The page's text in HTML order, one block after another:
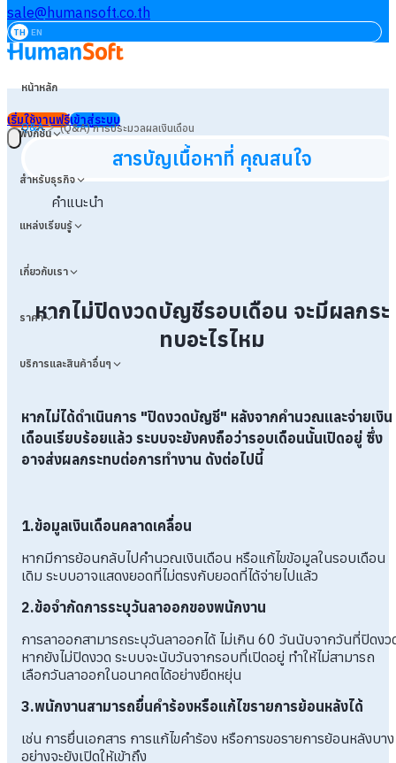
sale@humansoft.co.th
TH EN
หน้าหลัก
ฟังก์ชัน
สำหรับธุรกิจ
แหล่งเรียนรู้
เกี่ยวกับเรา
ราคา
บริการและสินค้าอื่นๆ
เริ่มใช้งานฟรีเข้าสู่ระบบ
Q&A>(Q&A) การประมวลผลเงินเดือน
สารบัญเนื้อหาที่ คุณสนใจ
คำแนะนำ
หากไม่ปิดงวดบัญชีรอบเดือน จะมีผลกระ
ทบอะไรไหม
หากไม่ได้ดำเนินการ "ปิดงวดบัญชี" หลังจากคำนวณและจ่ายเงิน
เดือนเรียบร้อยแล้ว ระบบจะยังคงถือว่ารอบเดือนนั้นเปิดอยู่ ซึ่ง
อาจส่งผลกระทบต่อการทำงาน ดังต่อไปนี้
1.ข้อมูลเงินเดือนคลาดเคลื่อน
หากมีการย้อนกลับไปคำนวณเงินเดือน หรือแก้ไขข้อมูลในรอบเดือน
เดิม ระบบอาจแสดงยอดที่ไม่ตรงกับยอดที่ได้จ่ายไปแล้ว
2.ข้อจำกัดการระบุวันลาออกของพนักงาน
การลาออกสามารถระบุวันลาออกได้ ไม่เกิน 60 วันนับจากวันที่ปิดงว
หากยังไม่ปิดงวด ระบบจะนับวันจากรอบที่เปิดอยู่ ทำให้ไม่สามารถ
เลือกวันลาออกในอนาคตได้อย่างยืดหยุ่น
3.พนักงานสามารถยื่นคำร้องหรือแก้ไขรายการย้อนหลังได้
เช่น การยื่นเอกสาร การแก้ไขคำร้อง หรือการขอรายการย้อนหลังบาง
อย่างจะยังเปิดให้เข้าถึง